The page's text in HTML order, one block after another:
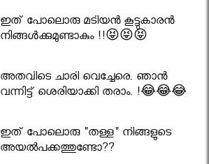
ഇത് പോലൊരു മടിയൻ കൂട്ടുകാരൻ
നിങ്ങൾക്കുമുണ്ടാകും !!😝😝😝
അതവിടെ ചാരി വെച്ചേരെ. ഞാൻ
വന്നിട്ട് ശെരിയാക്കി തരാം. !😂😂😂
ഇത് പോലൊരു "തള്ള" നിങ്ങളുടെ
അയല്‍പക്കത്തുണ്ടോ??